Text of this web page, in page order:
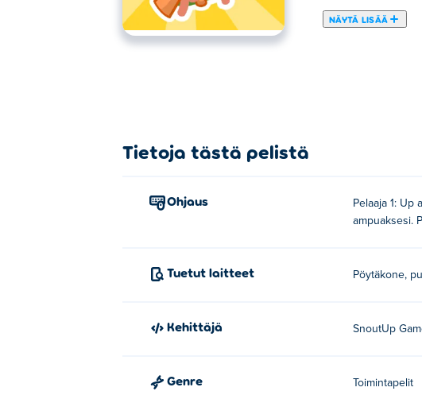
NÄYTÄ LISÄÄ
Tässä voit pelata peliä Bacon May Die. Bacon May
Tietoja tästä pelistä
Ohjaus
Pelaaja 1:
ampuaksesi.
Tuetut laitteet Pöytäkone,
Kehittäjä SnoutUp
Genre Toimintapelit